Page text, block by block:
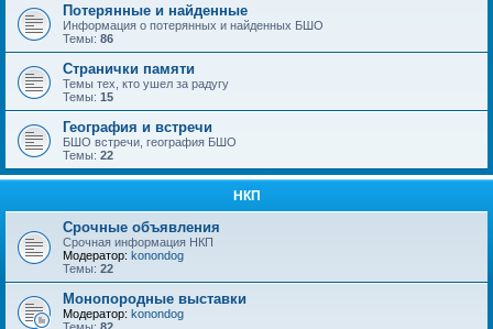
Потерянные и найденные
Информация о потерянных и найденных БШО
Темы: 86
Странички памяти
Темы тех, кто ушел за радугу
Темы: 15
География и встречи
БШО встречи, география БШО
Темы: 22
НКП
Срочные объявления
Срочная информация НКП
Модератор: konondog
Темы: 22
Монопородные выставки
Модератор: konondog